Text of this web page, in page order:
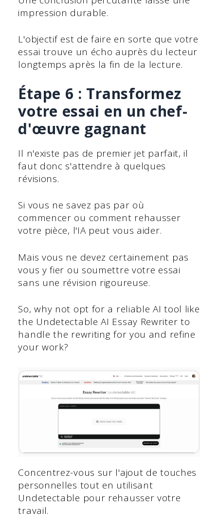
impression durable.
L'objectif est de faire en sorte que votre
essai trouve un écho auprès du lecteur
longtemps après la fin de la lecture.
Étape 6 : Transformez
votre essai en un chef-
d'œuvre gagnant
Il n'existe pas de premier jet parfait, il
faut donc s'attendre à quelques
révisions.
Si vous ne savez pas par où
commencer ou comment rehausser
votre pièce, l'IA peut vous aider.
Mais vous ne devez certainement pas
vous y fier ou soumettre votre essai
sans une révision rigoureuse.
So, why not opt for a reliable AI tool like
the Undetectable AI Essay Rewriter to
handle the rewriting for you and refine
your work?
Concentrez-vous sur l'ajout de touches
personnelles tout en utilisant
Undetectable pour rehausser votre
travail.